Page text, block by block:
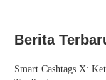
Berita
Smart Cashtags X: